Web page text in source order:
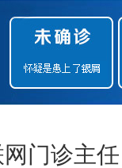
门诊主任